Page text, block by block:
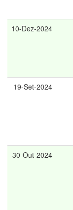
10-Dez-2024
19-Set-2024
30-Out-2024